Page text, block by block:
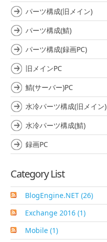
パーツ構成(旧メイン)
パーツ構成(鯖)
パーツ構成(録画PC)
旧メインPC
鯖(サーバー)PC
水冷パーツ構成(旧メイン)
水冷パーツ構成(鯖)
録画PC
Category List
BlogEngine.NET (26)
Exchange 2016 (1)
Mobile (1)